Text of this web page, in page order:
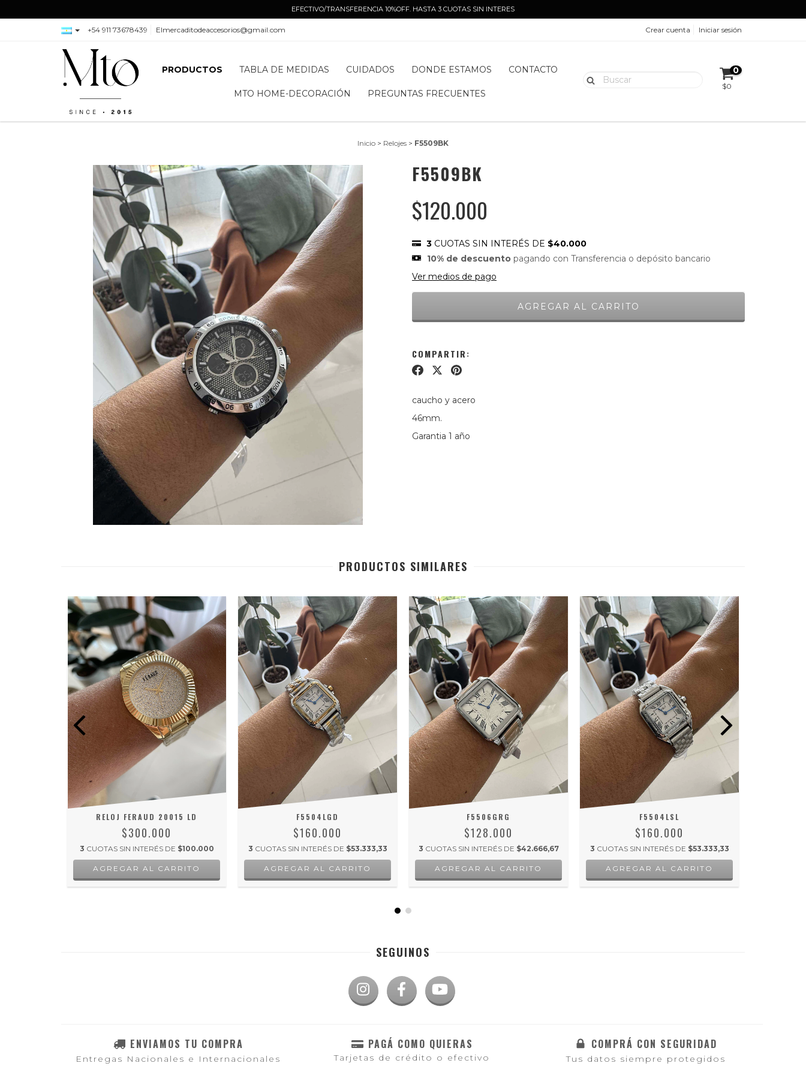
EFECTIVO/TRANSFERENCIA 10%OFF. HASTA 3 CUOTAS SIN INTERES
+54 911 73678439 Elmercaditodeaccesorios@gmail.com Crear cuenta Iniciar sesión
PRODUCTOS TABLA DE MEDIDAS CUIDADOS DONDE ESTAMOS CONTACTO
MTO HOME-DECORACIÓN PREGUNTAS FRECUENTES
0
$0
Inicio > Relojes > F5509BK
F5509BK
$120.000
3 CUOTAS SIN INTERÉS DE $40.000
10% de descuento pagando con Transferencia o depósito bancario
Ver medios de pago
COMPARTIR:
caucho y acero
46mm.
Garantia 1 año
PRODUCTOS SIMILARES
RELOJ FERAUD 20015 LD
$300.000
3 CUOTAS SIN INTERÉS DE $100.000
F5504LGD
$160.000
3 CUOTAS SIN INTERÉS DE $53.333,33
F5506GRG
$128.000
3 CUOTAS SIN INTERÉS DE $42.666,67
F5504LSL
$160.000
3 CUOTAS SIN INTERÉS DE $53.333,33
SEGUINOS
ENVIAMOS TU COMPRA
Entregas Nacionales e Internacionales
PAGÁ COMO QUIERAS
Tarjetas de crédito o efectivo
COMPRÁ CON SEGURIDAD
Tus datos siempre protegidos